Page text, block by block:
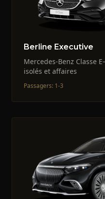
Berline Executive
Mercedes-Benz Classe
isolés et affaires
Passagers: 1-3